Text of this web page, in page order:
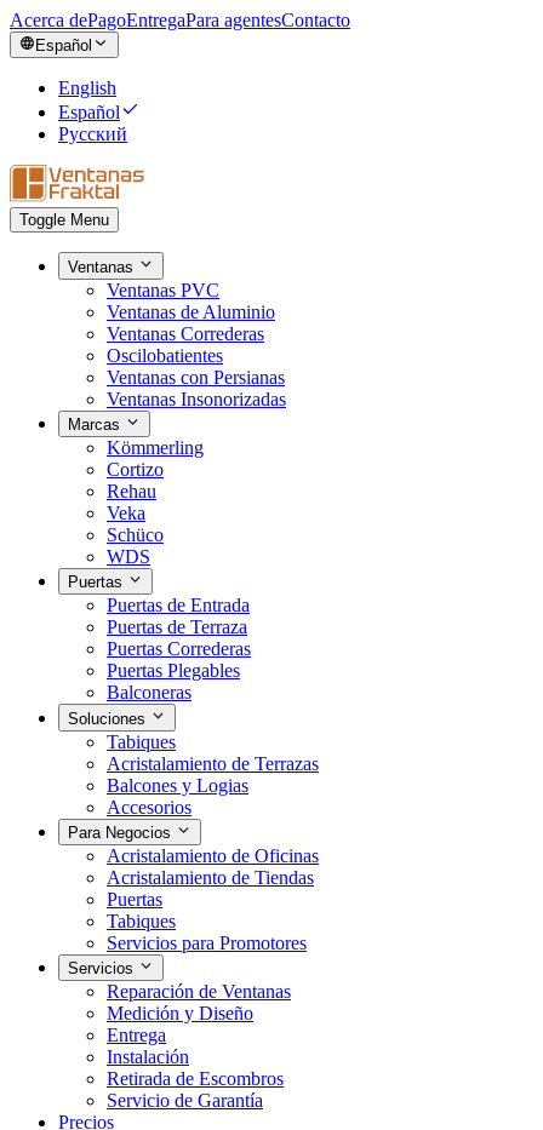
Acerca dePagoEntregaPara agentesContacto
Español
English
Español
Русский
Toggle Menu
Ventanas
Ventanas PVC
Ventanas de Aluminio
Ventanas Correderas
Oscilobatientes
Ventanas con Persianas
Ventanas Insonorizadas
Marcas
Kömmerling
Cortizo
Rehau
Veka
Schüco
WDS
Puertas
Puertas de Entrada
Puertas de Terraza
Puertas Correderas
Puertas Plegables
Balconeras
Soluciones
Tabiques
Acristalamiento de Terrazas
Balcones y Logias
Accesorios
Para Negocios
Acristalamiento de Oficinas
Acristalamiento de Tiendas
Puertas
Tabiques
Servicios para Promotores
Servicios
Reparación de Ventanas
Medición y Diseño
Entrega
Instalación
Retirada de Escombros
Servicio de Garantía
Precios